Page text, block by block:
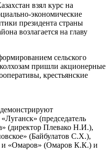
взял курс на
экономические
президента страны
возлагается на главу
сельского
пришли акционерные
крестьянские
(председатель
(директор Плевако Н.И.),
(Байбулатов С.Х.),
«Омаров» (Омаров К.К.) и